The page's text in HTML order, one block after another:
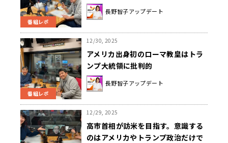
番組レポ
家・コラムニスト山田美保子さんで
した！
長野智子アップデート
番組レポ
12/30, 2025
アメリカ出身初のローマ教皇はトラ
ンプ大統領に批判的
長野智子アップデート
12/29, 2025
高市首相が訪米を目指す。意識する
のはアメリカやトランプ政治だけで